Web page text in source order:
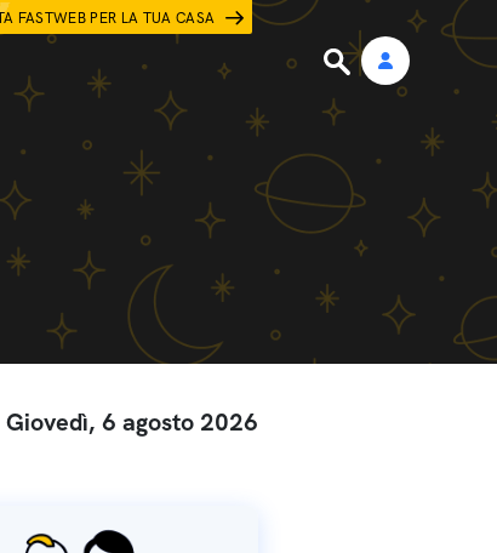
FASTWEB PER LA TUA CASA
Giovedì, 6 agosto 2026